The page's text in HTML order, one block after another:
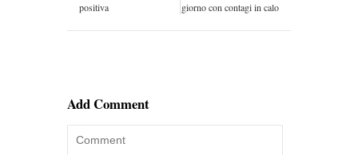
positiva
giorno con contagi in calo
Add Comment